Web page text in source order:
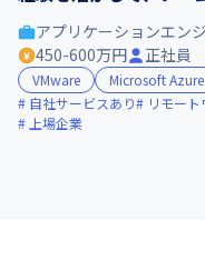
アプリケーションエン
450-600万円
正社員
VMware Microsoft Azure
自社サービスあり
リモー
上場企業